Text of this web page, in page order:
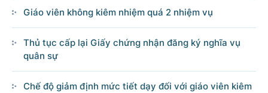
Ghi rõ nguồn 'Cổng Thông tin điện tử Chính phủ' hoặc
'www.chinhphu.vn' khi phát hành lại thông tin từ các nguồn này.
Giáo viên không kiêm nhiệm quá 2 nhiệm vụ
Thủ tục cấp lại Giấy chứng nhận đăng ký nghĩa vụ
quân sự
Chế độ giảm định mức tiết dạy đối với giáo viên kiêm